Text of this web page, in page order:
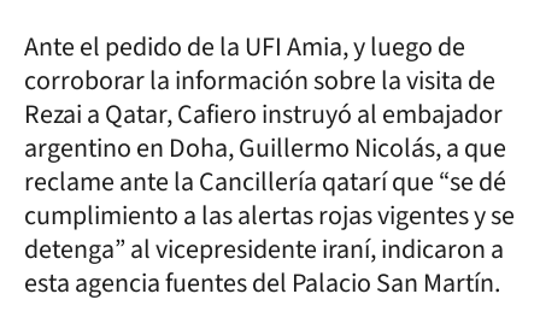
Ante el pedido de la UFI Amia, y luego de
corroborar la información sobre la visita de
Rezai a Qatar, Cafiero instruyó al embajador
argentino en Doha, Guillermo Nicolás, a que
reclame ante la Cancillería qatarí que “se dé
cumplimiento a las alertas rojas vigentes y se
detenga” al vicepresidente iraní, indicaron a
esta agencia fuentes del Palacio San Martín.